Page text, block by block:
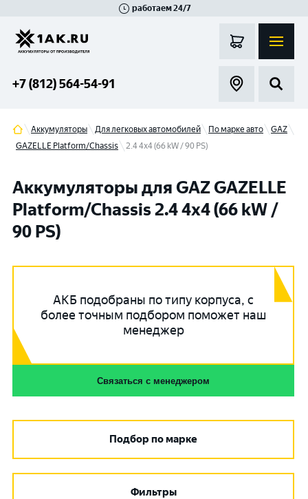
работаем 24/7
+7 (812) 564-54-91
Аккумуляторы Для легковых автомобилей По марке авто
GAZ
GAZELLE Platform/Chassis
2.4 4x4 (66 kW / 90 PS)
Аккумуляторы для GAZ GAZELLE
Platform/Chassis 2.4 4x4 (66 kW /
90 PS)
АКБ подобраны по типу корпуса, с
более точным подбором поможет наш
менеджер
Связаться с менеджером
Подбор по марке
Фильтры
Гатчина